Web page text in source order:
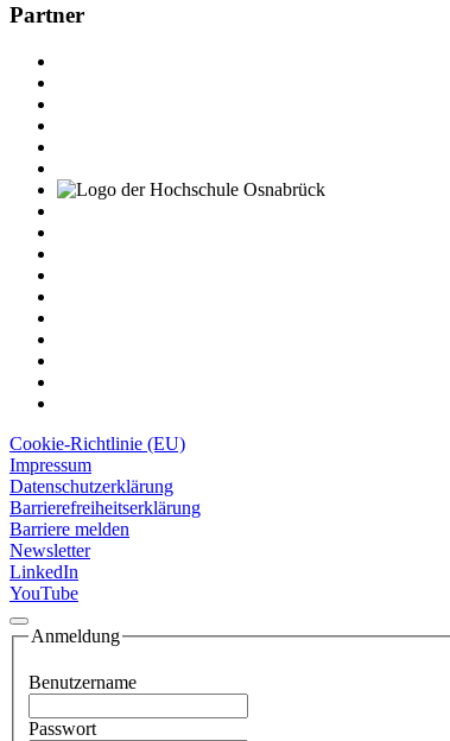
Partner
Cookie-Richtlinie (EU)
Impressum
Datenschutzerklärung
Barrierefreiheitserklärung
Barriere melden
Newsletter
LinkedIn
YouTube
Anmeldung
Benutzername
Passwort